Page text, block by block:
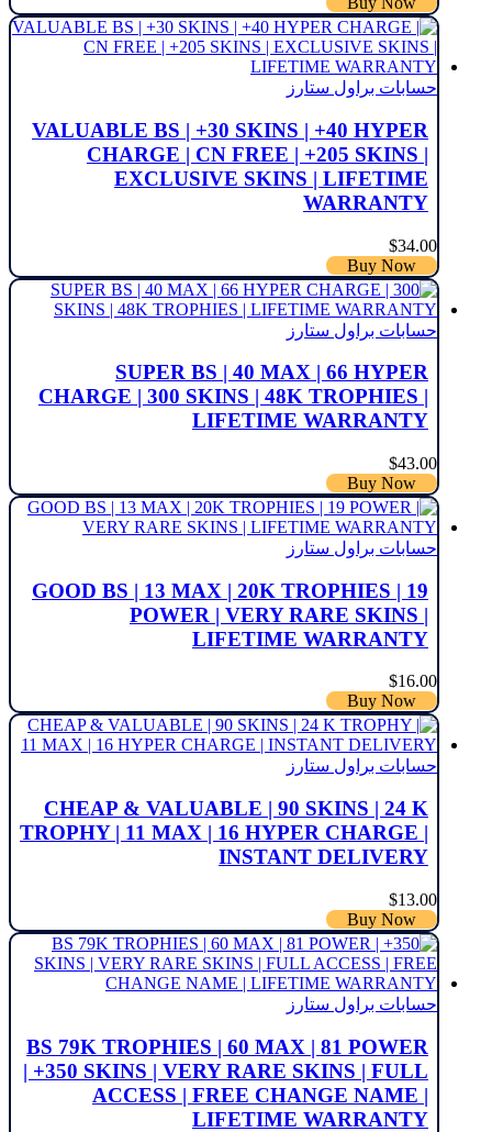
حسابات براول ستارز
VALUABLE BS | +30 SKINS | +40 HYPER
CHARGE | CN FREE | +205 SKINS |
EXCLUSIVE SKINS | LIFETIME
WARRANTY
$34.00
Buy Now
حسابات براول ستارز
SUPER BS | 40 MAX | 66 HYPER
CHARGE | 300 SKINS | 48K TROPHIES |
LIFETIME WARRANTY
$43.00
Buy Now
حسابات براول ستارز
GOOD BS | 13 MAX | 20K TROPHIES | 19
POWER | VERY RARE SKINS |
LIFETIME WARRANTY
$16.00
Buy Now
حسابات براول ستارز
CHEAP & VALUABLE | 90 SKINS | 24 K
TROPHY | 11 MAX | 16 HYPER CHARGE |
INSTANT DELIVERY
$13.00
Buy Now
حسابات براول ستارز
BS 79K TROPHIES | 60 MAX | 81 POWER
| +350 SKINS | VERY RARE SKINS | FULL
ACCESS | FREE CHANGE NAME |
LIFETIME WARRANTY